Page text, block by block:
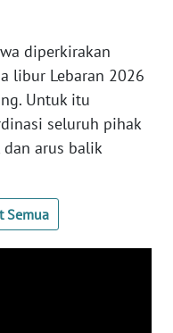
diperkirakan
libur Lebaran 2026
Untuk itu
seluruh pihak
arus balik
Semua